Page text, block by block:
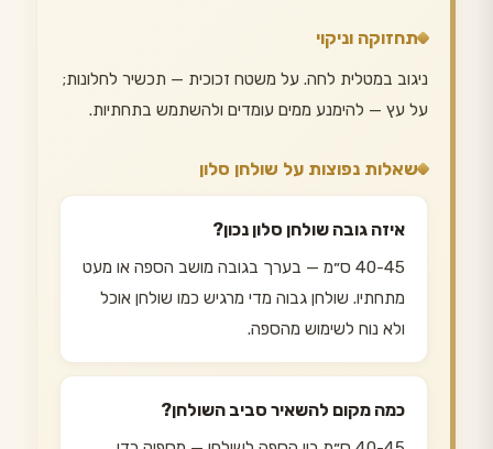
תחזוקה וניקוי
ניגוב במטלית לחה. על משטח זכוכית — תכשיר לחלונות;
על עץ — להימנע ממים עומדים ולהשתמש בתחתיות.
שאלות נפוצות על שולחן סלון
איזה גובה שולחן סלון נכון?
40-45 ס״מ — בערך בגובה מושב הספה או מעט
מתחתיו. שולחן גבוה מדי מרגיש כמו שולחן אוכל
ולא נוח לשימוש מהספה.
כמה מקום להשאיר סביב השולחן?